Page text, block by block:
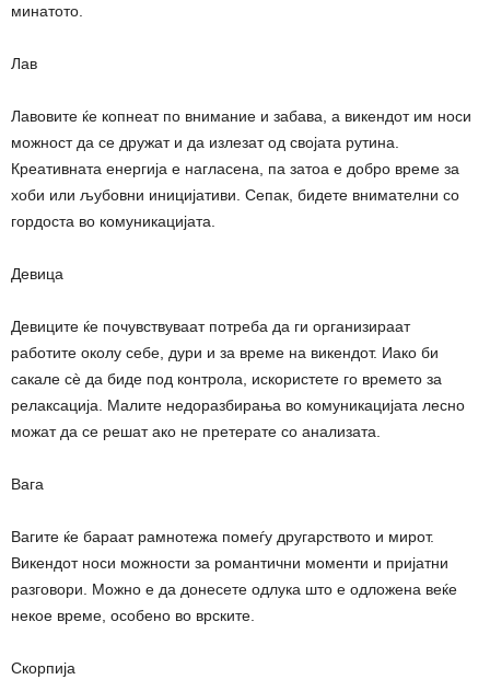
минатото.
Лав
Лавовите ќе копнеат по внимание и забава, а викендот им носи
можност да се дружат и да излезат од својата рутина.
Креативната енергија е нагласена, па затоа е добро време за
хоби или љубовни иницијативи. Сепак, бидете внимателни со
гордоста во комуникацијата.
Девица
Девиците ќе почувствуваат потреба да ги организираат
работите околу себе, дури и за време на викендот. Иако би
сакале сè да биде под контрола, искористете го времето за
релаксација. Малите недоразбирања во комуникацијата лесно
можат да се решат ако не претерате со анализата.
Вага
Вагите ќе бараат рамнотежа помеѓу другарството и мирот.
Викендот носи можности за романтични моменти и пријатни
разговори. Можно е да донесете одлука што е одложена веќе
некое време, особено во врските.
Скорпија